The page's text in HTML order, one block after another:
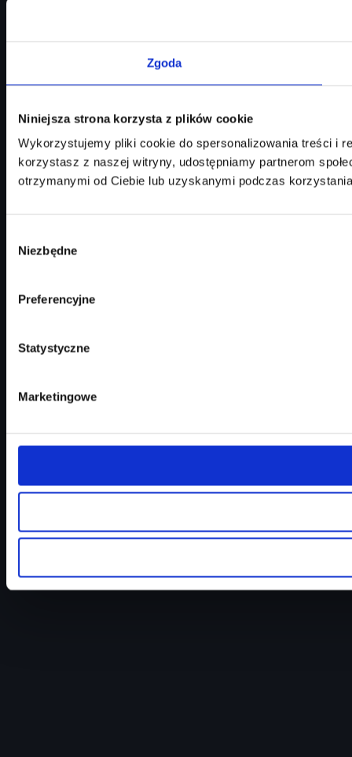
Zgoda
Niniejsza strona korzysta z plików cookie
Wykorzystujemy pliki cookie do spersonalizowania treści i
korzystasz z naszej witryny, udostępniamy partnerom
otrzymanymi od Ciebie lub uzyskanymi podczas
zgody
Niezbędne
Preferencyjne
Statystyczne
Marketingowe